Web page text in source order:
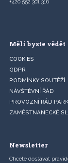
+420 552 301 316
Měli byste vědět
COOKIES
GDPR
PODMÍNKY SOUTĚŽÍ
NÁVŠTĚVNÍ ŘÁD
PROVOZNÍ ŘÁD
ZAMĚSTNANECKÉ
Newsletter
Chcete dostávat